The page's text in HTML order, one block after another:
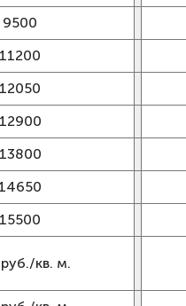
9500
11200
12050
12900
13800
14650
15500
кв. м.